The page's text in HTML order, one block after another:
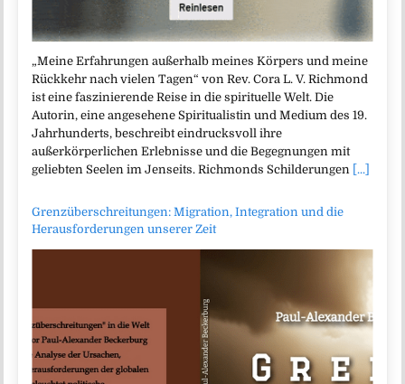
„Meine Erfahrungen außerhalb meines Körpers und meine
Rückkehr nach vielen Tagen“ von Rev. Cora L. V. Richmond
ist eine faszinierende Reise in die spirituelle Welt. Die
Autorin, eine angesehene Spiritualistin und Medium des 19.
Jahrhunderts, beschreibt eindrucksvoll ihre
außerkörperlichen Erlebnisse und die Begegnungen mit
geliebten Seelen im Jenseits. Richmonds Schilderungen [...]
Grenzüberschreitungen: Migration, Integration und die
Herausforderungen unserer Zeit